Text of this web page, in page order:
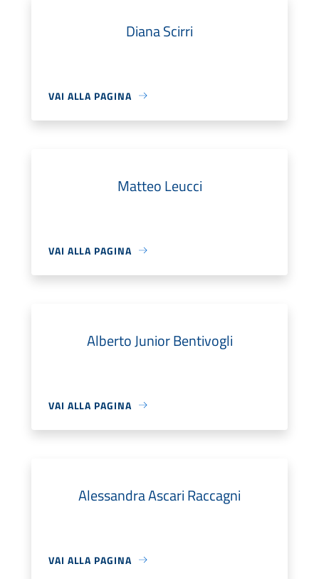
Diana Scirri
VAI ALLA PAGINA
Matteo Leucci
VAI ALLA PAGINA
Alberto Junior Bentivogli
VAI ALLA PAGINA
Alessandra Ascari Raccagni
VAI ALLA PAGINA